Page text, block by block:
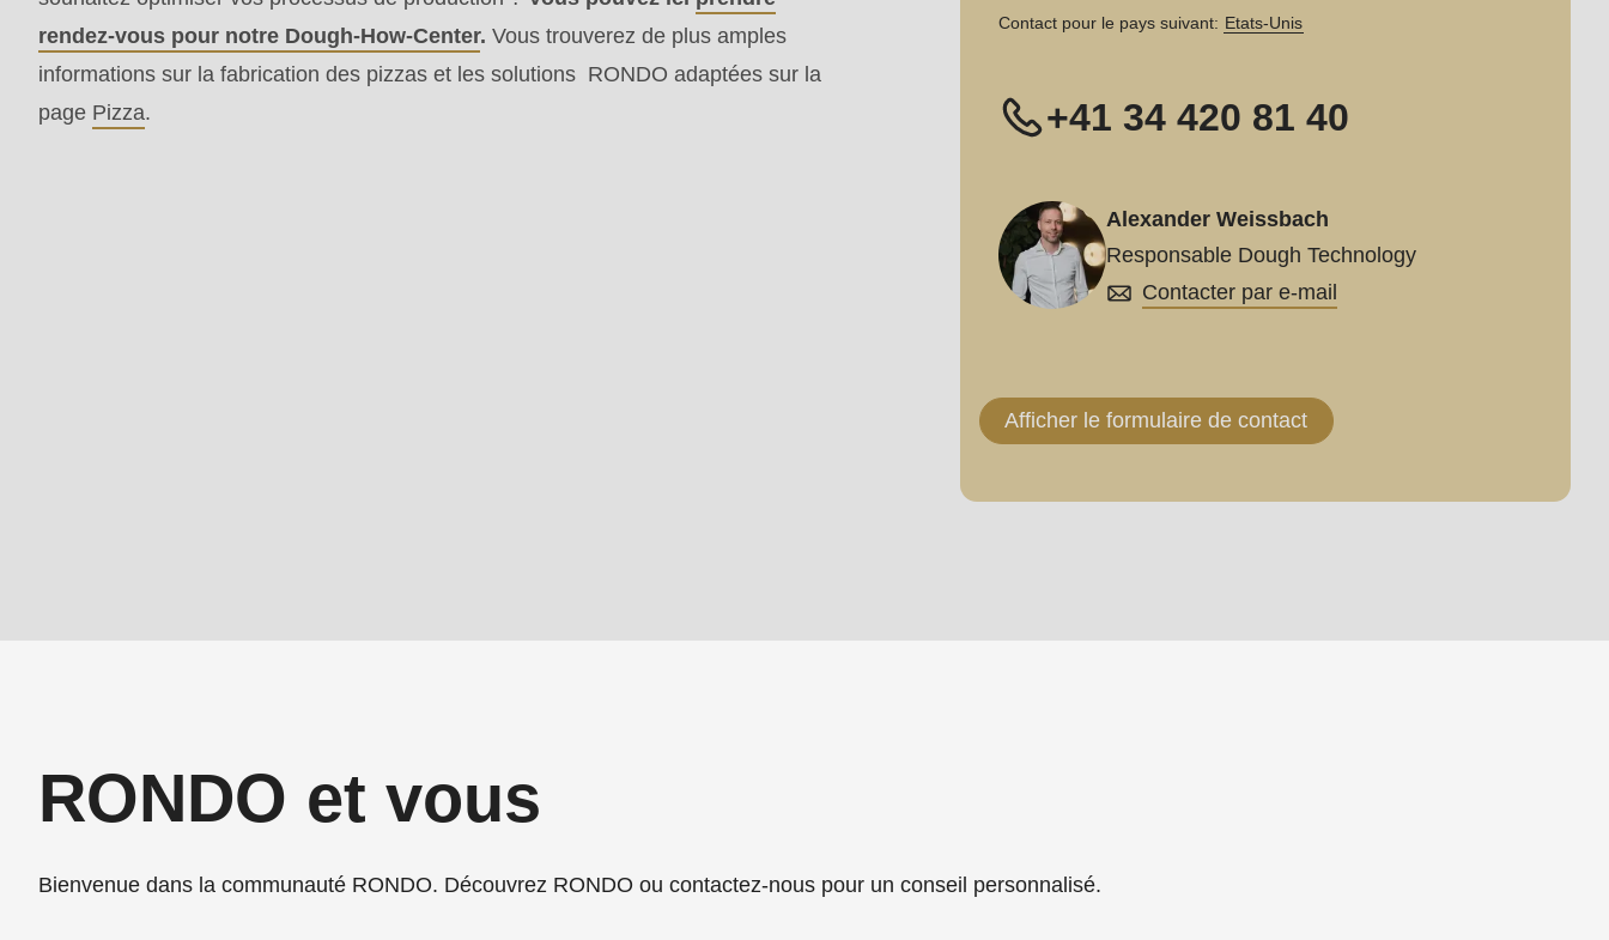
type
string
is
rendez-vous pour notre Dough-How-Center. Vous trouverez de plus amples
informations sur la fabrication des pizzas et les solutions RONDO adaptées sur la
page Pizza.
Contact pour le pays suivant: Etats-Unis
+41 34 420 81 40
Alexander Weissbach
Responsable Dough Technology
Contacter par e-mail
Afficher le formulaire de contact
RONDO et vous
Bienvenue dans la communauté RONDO. Découvrez RONDO ou contactez-nous pour un conseil personnalisé.